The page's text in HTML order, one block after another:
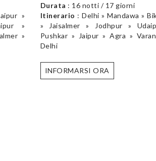
»
»
»
Durata : 16 notti / 17 giorni
Itinerario : Delhi » Mandawa »
» Jaisalmer » Jodhpur »
Pushkar » Jaipur » Agra »
Delhi
INFORMARSI ORA